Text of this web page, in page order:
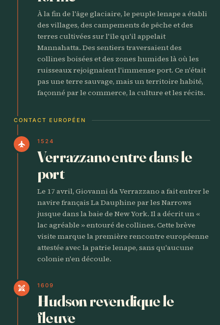
À la fin de l'âge glaciaire, le peuple lenape a établi
des villages, des campements de pêche et des
terres cultivées sur l'île qu'il appelait
Mannahatta. Des sentiers traversaient des
collines boisées et des zones humides là où les
ruisseaux rejoignaient l'immense port. Ce n'était
pas une terre sauvage, mais un territoire habité,
façonné par le commerce, la culture et les récits.
CONTACT EUROPÉEN
flight 1524
Verrazzano entre dans le
port
Le 17 avril, Giovanni da Verrazzano a fait entrer le
navire français La Dauphine par les Narrows
jusque dans la baie de New York. Il a décrit un «
lac agréable » entouré de collines. Cette brève
visite marque la première rencontre européenne
attestée avec la patrie lenape, sans qu'aucune
colonie n'en découle.
swords 1609
Hudson revendique le
fleuve